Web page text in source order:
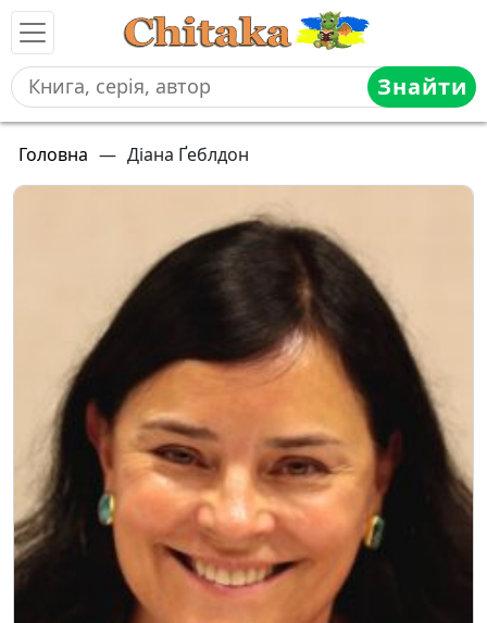
Знайти
Головна — Діана Ґеблдон